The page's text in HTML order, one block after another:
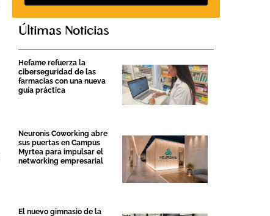
Últimas Noticias
Hefame refuerza la
ciberseguridad de las
farmacias con una nueva
guía práctica
Neuronis Coworking abre
sus puertas en Campus
Myrtea para impulsar el
networking empresarial
El nuevo gimnasio de la